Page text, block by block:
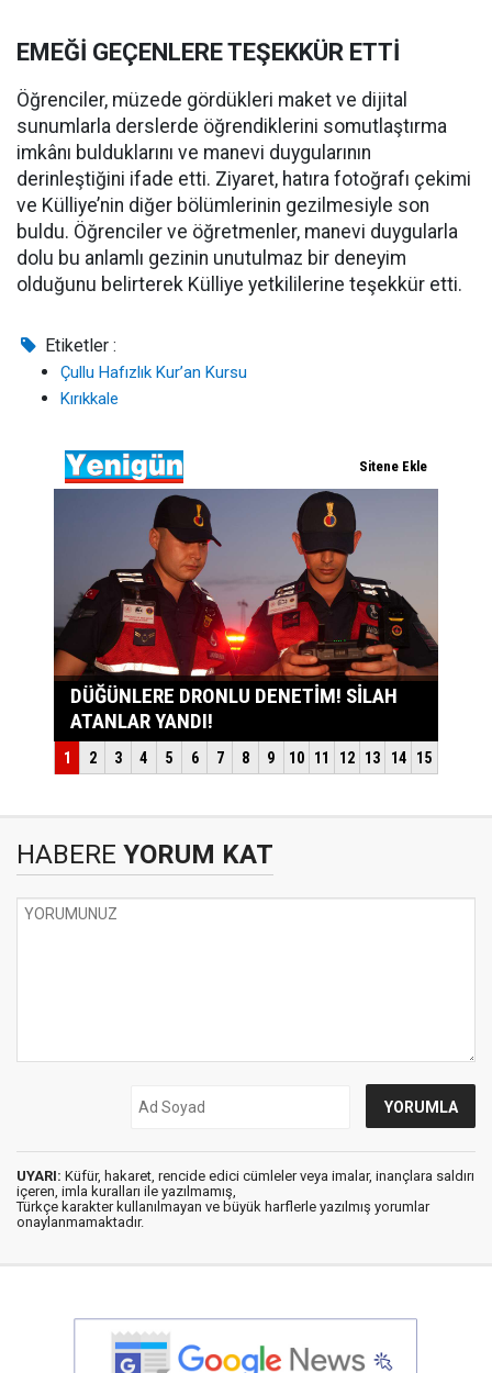
EMEĞİ GEÇENLERE TEŞEKKÜR ETTİ
Öğrenciler, müzede gördükleri maket ve dijital
sunumlarla derslerde öğrendiklerini somutlaştırma
imkânı bulduklarını ve manevi duygularının
derinleştiğini ifade etti. Ziyaret, hatıra fotoğrafı çekimi
ve Külliye’nin diğer bölümlerinin gezilmesiyle son
buldu. Öğrenciler ve öğretmenler, manevi duygularla
dolu bu anlamlı gezinin unutulmaz bir deneyim
olduğunu belirterek Külliye yetkililerine teşekkür etti.
Etiketler :
Çullu Hafızlık Kur’an Kursu
Kırıkkale
HABERE YORUM KAT
UYARI: Küfür, hakaret, rencide edici cümleler veya imalar, inançlara saldırı
içeren, imla kuralları ile yazılmamış,
Türkçe karakter kullanılmayan ve büyük harflerle yazılmış yorumlar
onaylanmamaktadır.